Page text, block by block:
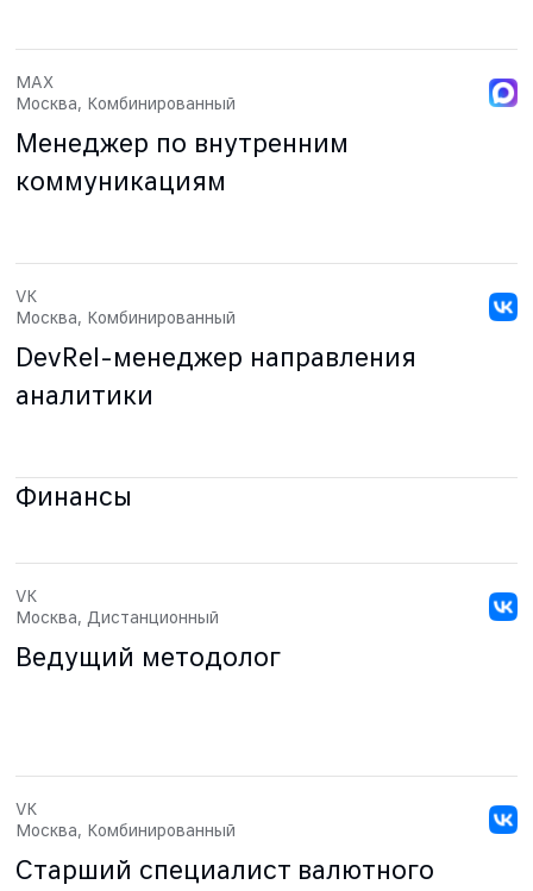
Менеджер по внутренним
коммуникациям
MAX
Москва, Комбинированный
DevRel-менеджер направления
аналитики
VK
Москва, Комбинированный
Финансы
Ведущий методолог
VK
Москва, Дистанционный
Старший специалист валютного
VK
Москва, Комбинированный